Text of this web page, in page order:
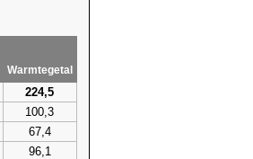
Warmtegetal
224,5
100,3
67,4
96,1